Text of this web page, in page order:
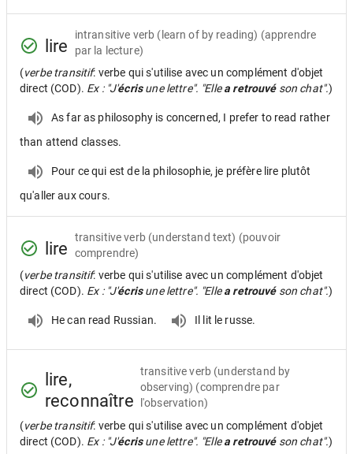
lire
intransitive verb (learn of by reading) (apprendre
par la lecture)
(verbe transitif: verbe qui s'utilise avec un complément d'objet
direct (COD). Ex : "J'écrisune lettre". "Ellea retrouvéson chat".)
As far as philosophy is concerned, I prefer to read rather
than attend classes.
Pour ce qui est de la philosophie, je préfère lire plutôt
qu'aller aux cours.
lire
transitive verb (understand text) (pouvoir
comprendre)
(verbe transitif: verbe qui s'utilise avec un complément d'objet
direct (COD). Ex : "J'écrisune lettre". "Ellea retrouvéson chat".)
He can read Russian. Il lit le russe.
lire,
reconnaître
transitive verb (understand by
observing) (comprendre par
l'observation)
(verbe transitif: verbe qui s'utilise avec un complément d'objet
direct (COD). Ex : "J'écrisune lettre". "Ellea retrouvéson chat".)